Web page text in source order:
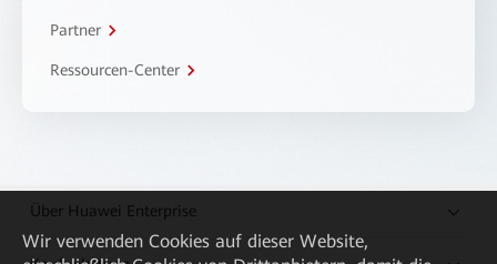
Partner
Ressourcen-Center
Über Huawei Enterprise
Wir verwenden Cookies auf dieser Website,